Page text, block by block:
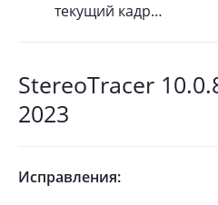
текущий кадр…
StereoTracer
2023
Исправления: